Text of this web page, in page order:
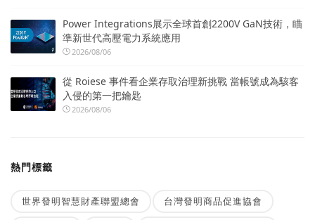
Power Integrations展示全球首創2200V GaN技術，瞄
準新世代高壓電力系統應用
2026/08/06
從 Roiese 事件看企業存取治理新挑戰 當帳號成為駭客
入侵的第一把鑰匙
2026/08/06
熱門標籤
世界發明智慧財產聯盟總會 台灣發明商品促進協會